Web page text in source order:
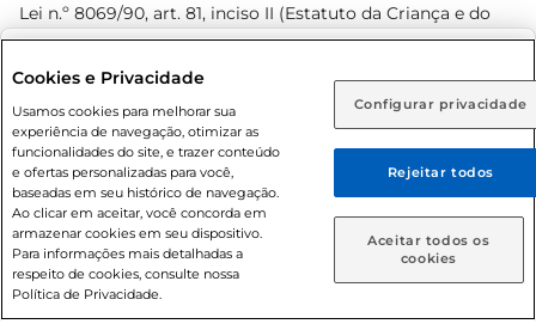
Rio de Janeiro (RJ) Goiás (GO)
Ou
Caso queira comprar online, informe como deseja receber
suas compras:
Entrega em casa Retire em Loja
Lei n.º 8069/90, art. 81, inciso II (Estatuto da Criança e do
Adolescente). Preços e condições exclusivos para o
prévio. O valor mínimo para as compras on-line é de R$
80,00.
© 2026 Copyright. Todos os direitos
reservados Prezunic.
Cookies e Privacidade
Usamos cookies para melhorar sua
experiência de navegação, otimizar as
funcionalidades do site, e trazer conteúdo
e ofertas personalizadas para você,
baseadas em seu histórico de navegação.
Ao clicar em aceitar, você concorda em
armazenar cookies em seu dispositivo.
Para informações mais detalhadas a
respeito de cookies, consulte nossa
Política de Privacidade.
Configurar privacidade
Rejeitar todos
Aceitar todos os
cookies